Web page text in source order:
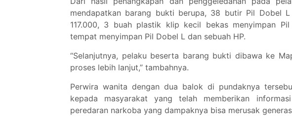
mendapatkan barang bukti berupa, 38 butir Pil Dobel
117.000, 3 buah plastik klip kecil bekas menyimpan
tempat menyimpan Pil Dobel L dan sebuah HP.
“Selanjutnya, pelaku beserta barang bukti dibawa ke
proses lebih lanjut,” tambahnya.
Perwira wanita dengan dua balok di pundaknya
kepada masyarakat yang telah memberikan
peredaran narkoba yang dampaknya bisa merusak